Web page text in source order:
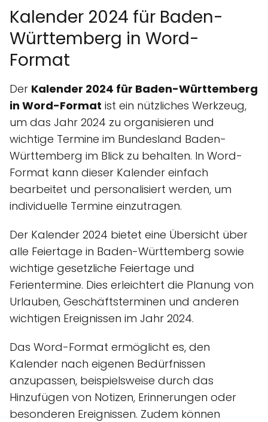
Kalender 2024 für Baden-
Württemberg in Word-
Format
Der Kalender 2024 für Baden-Württemberg
in Word-Format ist ein nützliches Werkzeug,
um das Jahr 2024 zu organisieren und
wichtige Termine im Bundesland Baden-
Württemberg im Blick zu behalten. In Word-
Format kann dieser Kalender einfach
bearbeitet und personalisiert werden, um
individuelle Termine einzutragen.
Der Kalender 2024 bietet eine Übersicht über
alle Feiertage in Baden-Württemberg sowie
wichtige gesetzliche Feiertage und
Ferientermine. Dies erleichtert die Planung von
Urlauben, Geschäftsterminen und anderen
wichtigen Ereignissen im Jahr 2024.
Das Word-Format ermöglicht es, den
Kalender nach eigenen Bedürfnissen
anzupassen, beispielsweise durch das
Hinzufügen von Notizen, Erinnerungen oder
besonderen Ereignissen. Zudem können